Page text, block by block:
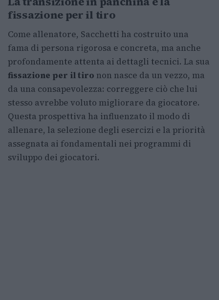
fissazione per il tiro
Come allenatore, Sacchetti ha costruito una
fama di persona rigorosa e concreta, ma anche
profondamente attenta ai dettagli tecnici. La sua
fissazione per il tiro non nasce da un vezzo, ma
da una consapevolezza: correggere ciò che lui
stesso avrebbe voluto migliorare da giocatore.
Questa prospettiva ha influenzato il modo di
allenare, la selezione degli esercizi e la priorità
assegnata ai fondamentali nei programmi di
sviluppo dei giocatori.